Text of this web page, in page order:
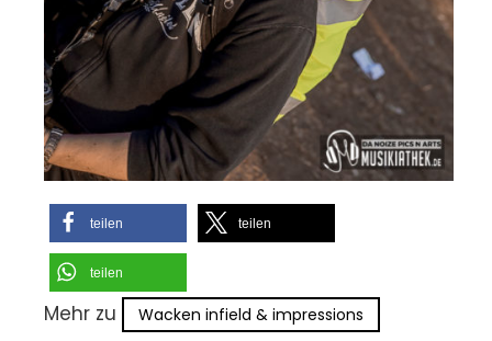
teilen teilen
teilen
Mehr zu Wacken infield & impressions